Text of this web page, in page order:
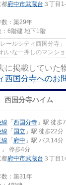
都府中市武蔵台 ３丁目
数：築29年
：6階建 地下1階
ールシティ西国分寺
いな一押しのマンシ
に掲載していた
西国分寺へのお
西国分寺ハイム
線 「 西国分寺 」駅 徒歩
線 「 国立 」駅 徒歩22分
線 「 府中 」駅 バス14
」 停歩4分
都府中市武蔵台 ３丁目
数：築31年